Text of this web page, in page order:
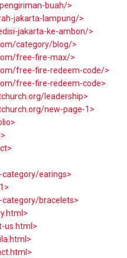
buah/>
jakarta-lampung/>
jakarta-ke-ambon/>
category/blog/>
free-fire-max/>
free-fire-redeem-code/>
free-fire-redeem-code>
leadership>
new-page-1>
earings>
bracelets>
us.html>